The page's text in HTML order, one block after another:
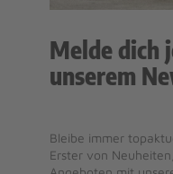
Melde dich
unserem
Bleibe immer
Erster von